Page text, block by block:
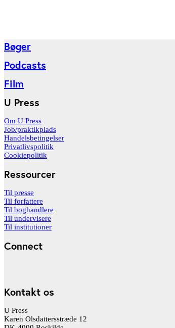
Bøger
Podcasts
Film
U Press
Om U Press
Job/praktikplads
Handelsbetingelser
Privatlivspolitik
Cookiepolitik
Ressourcer
Til presse
Til forfattere
Til boghandlere
Til undervisere
Til institutioner
Connect
Kontakt os
U Press
Karen Olsdattersstræde 12